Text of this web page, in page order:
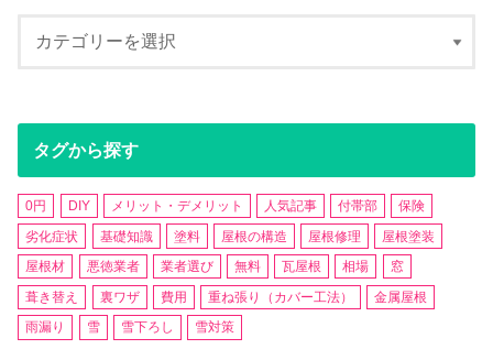
タグから探す
0円 DIY メリット・デメリット 人気記事 付帯部
保険
劣化症状
基礎知識 塗料 屋根の構造 屋根修理
屋根塗装
屋根材
悪徳業者 業者選び 無料 瓦屋根 相場
窓
葺き替え
裏ワザ 費用 重ね張り（カバー工法）
金属屋根
雨漏り
雪 雪下ろし 雪対策